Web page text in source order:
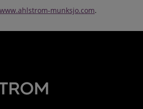
www.ahlstrom-munksjo.com.